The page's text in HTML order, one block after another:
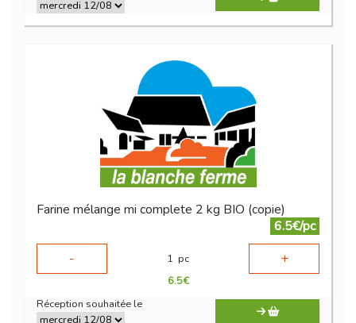
Farine mélange mi complete 2 kg BIO (copie)
6.5€/pc
-
1 pc +
6.5€
Réception souhaitée le